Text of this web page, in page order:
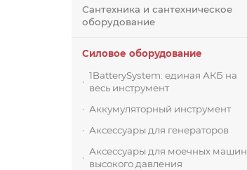
Сантехника и сантехническое
оборудование
Силовое оборудование
1BatterySystem: единая АКБ на
весь инструмент
Аккумуляторный инструмент
Аксессуары для генераторов
Аксессуары для моечных машин
высокого давления